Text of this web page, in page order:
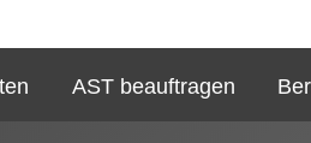
AST beauftragen